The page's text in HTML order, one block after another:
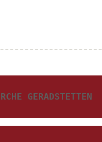
GERADSTETTEN